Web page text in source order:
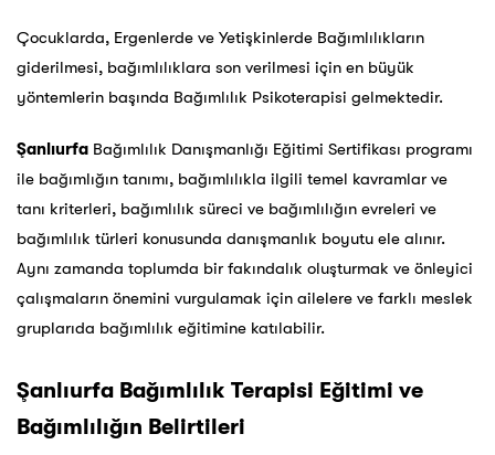
Çocuklarda, Ergenlerde ve Yetişkinlerde Bağımlılıkların
giderilmesi, bağımlılıklara son verilmesi için en büyük
yöntemlerin başında Bağımlılık Psikoterapisi gelmektedir.
Şanlıurfa Bağımlılık Danışmanlığı Eğitimi Sertifikası programı
ile bağımlığın tanımı, bağımlılıkla ilgili temel kavramlar ve
tanı kriterleri, bağımlılık süreci ve bağımlılığın evreleri ve
bağımlılık türleri konusunda danışmanlık boyutu ele alınır.
Aynı zamanda toplumda bir fakındalık oluşturmak ve önleyici
çalışmaların önemini vurgulamak için ailelere ve farklı meslek
gruplarıda bağımlılık eğitimine katılabilir.
Şanlıurfa Bağımlılık Terapisi Eğitimi ve
Bağımlılığın Belirtileri